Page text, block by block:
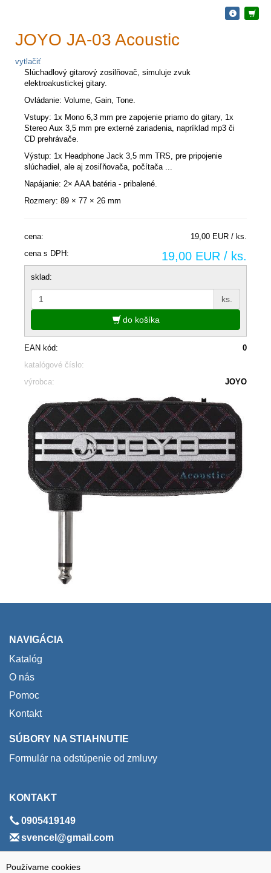
Používame cookies
JOYO JA-03 Acoustic
vytlačiť
Slúchadlový gitarový zosilňovač, simuluje zvuk
elektroakustickej gitary.
Ovládanie: Volume, Gain, Tone.
Vstupy: 1x Mono 6,3 mm pre zapojenie priamo do gitary, 1x
Stereo Aux 3,5 mm pre externé zariadenia, napríklad mp3 či
CD prehrávače.
Výstup: 1x Headphone Jack 3,5 mm TRS, pre pripojenie
slúchadiel, ale aj zosiľňovača, počítača ...
Napájanie: 2× AAA batéria - pribalené.
Rozmery: 89 × 77 × 26 mm
cena:
19,00 EUR / ks.
cena s DPH:
19,00 EUR / ks.
sklad:
ks.
do košíka
EAN kód:
0
katalógové číslo:
výrobca:
JOYO
NAVIGÁCIA
Katalóg
O nás
Pomoc
Kontakt
SÚBORY NA STIAHNUTIE
Formulár na odstúpenie od zmluvy
KONTAKT
0905419149
svencel@gmail.com
ADRESA